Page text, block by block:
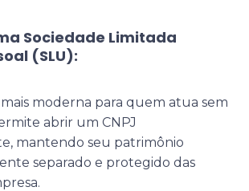
Sociedade Limitada
(SLU):
mais moderna para quem atua sem
abrir um CNPJ
mantendo seu patrimônio
separado e protegido das